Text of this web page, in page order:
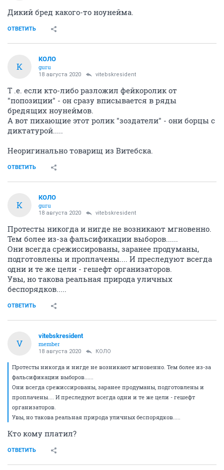
Дикий бред какого-то ноунейма.
ОТВЕТИТЬ
К
КОЛО
guru
18 августа 2020 vitebskresident
Т .е. если кто-либо разложил фейкоролик от
"попозиции" - он сразу вписывается в ряды
бредящих ноунеймов.
А вот пихающие этот ролик "зоздатели" - они борцы с
диктатурой.....
Неоригинально товарищ из Витебска.
ОТВЕТИТЬ
К
КОЛО
guru
18 августа 2020 vitebskresident
Протесты никогда и нигде не возникают мгновенно.
Тем более из-за фальсификации выборов......
Они всегда срежиссированы, заранее продуманы,
подготовлены и проплачены.... И преследуют всегда
одни и те же цели - гешефт организаторов.
Увы, но такова реальная природа уличных
беспорядков.....
ОТВЕТИТЬ
V
vitebskresident
member
18 августа 2020 КОЛО
Протесты никогда и нигде не возникают мгновенно. Тем более из-за
фальсификации выборов......
Они всегда срежиссированы, заранее продуманы, подготовлены и
проплачены.... И преследуют всегда одни и те же цели - гешефт
организаторов.
Увы, но такова реальная природа уличных беспорядков.....
Кто кому платил?
ОТВЕТИТЬ